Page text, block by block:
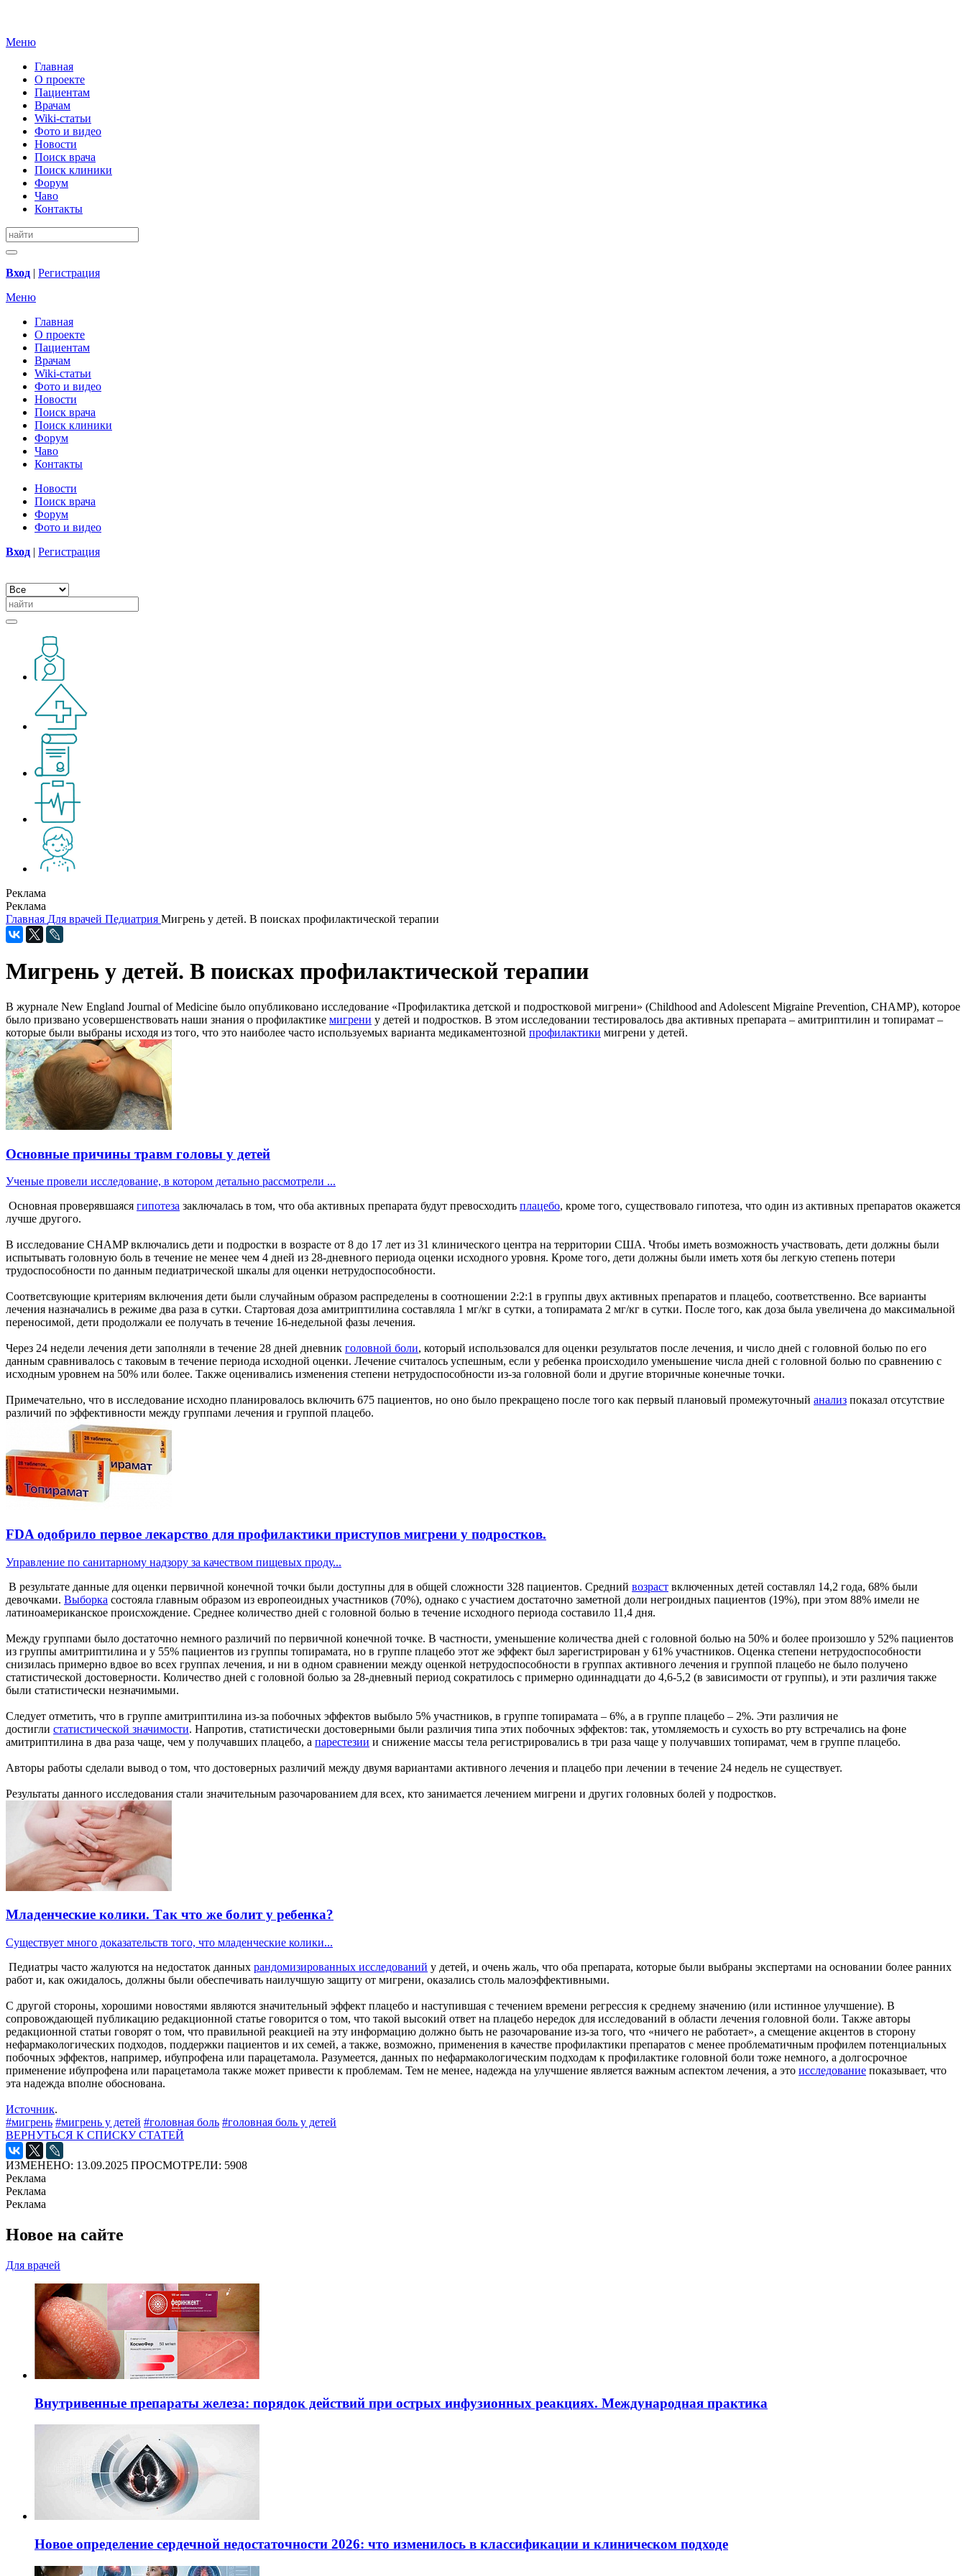
Меню
Главная
О проекте
Пациентам
Врачам
Wiki-статьи
Фото и видео
Новости
Поиск врача
Поиск клиники
Форум
Чаво
Контакты
Вход | Регистрация
Меню
Главная
О проекте
Пациентам
Врачам
Wiki-статьи
Фото и видео
Новости
Поиск врача
Поиск клиники
Форум
Чаво
Контакты
Новости
Поиск врача
Форум
Фото и видео
Вход | Регистрация
Реклама
Реклама
Главная Для врачей Педиатрия Мигрень у детей. В поисках профилактической терапии
Мигрень у детей. В поисках профилактической терапии
В журнале New England Journal of Medicine было опубликовано исследование «Профилактика детской и подростковой мигрени» (Childhood and Adolescent Migraine Prevention, CHAMP), которое
было призвано усовершенствовать наши знания о профилактике мигрени у детей и подростков. В этом исследовании тестировалось два активных препарата – амитриптилин и топирамат –
которые были выбраны исходя из того, что это наиболее часто используемых варианта медикаментозной профилактики мигрени у детей.
Основные причины травм головы у детей
Ученые провели исследование, в котором детально рассмотрели ...
Основная проверявшаяся гипотеза заключалась в том, что оба активных препарата будут превосходить плацебо, кроме того, существовало гипотеза, что один из активных препаратов окажется
лучше другого.
В исследование CHAMP включались дети и подростки в возрасте от 8 до 17 лет из 31 клинического центра на территории США. Чтобы иметь возможность участвовать, дети должны были
испытывать головную боль в течение не менее чем 4 дней из 28-дневного периода оценки исходного уровня. Кроме того, дети должны были иметь хотя бы легкую степень потери
трудоспособности по данным педиатрической шкалы для оценки нетрудоспособности.
Соответсвующие критериям включения дети были случайным образом распределены в соотношении 2:2:1 в группы двух активных препаратов и плацебо, соответственно. Все варианты
лечения назначались в режиме два раза в сутки. Стартовая доза амитриптилина составляла 1 мг/кг в сутки, а топирамата 2 мг/кг в сутки. После того, как доза была увеличена до максимальной
переносимой, дети продолжали ее получать в течение 16-недельной фазы лечения.
Через 24 недели лечения дети заполняли в течение 28 дней дневник головной боли, который использовался для оценки результатов после лечения, и число дней с головной болью по его
данным сравнивалось с таковым в течение периода исходной оценки. Лечение считалось успешным, если у ребенка происходило уменьшение числа дней с головной болью по сравнению с
исходным уровнем на 50% или более. Также оценивались изменения степени нетрудоспособности из-за головной боли и другие вторичные конечные точки.
Примечательно, что в исследование исходно планировалось включить 675 пациентов, но оно было прекращено после того как первый плановый промежуточный анализ показал отсутствие
различий по эффективности между группами лечения и группой плацебо.
FDA одобрило первое лекарство для профилактики приступов мигрени у подростков.
Управление по санитарному надзору за качеством пищевых проду...
В результате данные для оценки первичной конечной точки были доступны для в общей сложности 328 пациентов. Средний возраст включенных детей составлял 14,2 года, 68% были
девочками. Выборка состояла главным образом из европеоидных участников (70%), однако с участием достаточно заметной доли негроидных пациентов (19%), при этом 88% имели не
латиноамериканское происхождение. Среднее количество дней с головной болью в течение исходного периода составило 11,4 дня.
Между группами было достаточно немного различий по первичной конечной точке. В частности, уменьшение количества дней с головной болью на 50% и более произошло у 52% пациентов
из группы амитриптилина и у 55% пациентов из группы топирамата, но в группе плацебо этот же эффект был зарегистрирован у 61% участников. Оценка степени нетрудоспособности
снизилась примерно вдвое во всех группах лечения, и ни в одном сравнении между оценкой нетрудоспособности в группах активного лечения и группой плацебо не было получено
статистической достоверности. Количество дней с головной болью за 28-дневный период сократилось с примерно одиннадцати до 4,6-5,2 (в зависимости от группы), и эти различия также
были статистически незначимыми.
Следует отметить, что в группе амитриптилина из-за побочных эффектов выбыло 5% участников, в группе топирамата – 6%, а в группе плацебо – 2%. Эти различия не
достигли статистической значимости. Напротив, статистически достоверными были различия типа этих побочных эффектов: так, утомляемость и сухость во рту встречались на фоне
амитриптилина в два раза чаще, чем у получавших плацебо, а парестезии и снижение массы тела регистрировались в три раза чаще у получавших топирамат, чем в группе плацебо.
Авторы работы сделали вывод о том, что достоверных различий между двумя вариантами активного лечения и плацебо при лечении в течение 24 недель не существует.
Результаты данного исследования стали значительным разочарованием для всех, кто занимается лечением мигрени и других головных болей у подростков.
Младенческие колики. Так что же болит у ребенка?
Существует много доказательств того, что младенческие колики...
Педиатры часто жалуются на недостаток данных рандомизированных исследований у детей, и очень жаль, что оба препарата, которые были выбраны экспертами на основании более ранних
работ и, как ожидалось, должны были обеспечивать наилучшую защиту от мигрени, оказались столь малоэффективными.
С другой стороны, хорошими новостями являются значительный эффект плацебо и наступившая с течением времени регрессия к среднему значению (или истинное улучшение). В
сопровождающей публикацию редакционной статье говорится о том, что такой высокий ответ на плацебо нередок для исследований в области лечения головной боли. Также авторы
редакционной статьи говорят о том, что правильной реакцией на эту информацию должно быть не разочарование из-за того, что «ничего не работает», а смещение акцентов в сторону
нефармакологических подходов, поддержки пациентов и их семей, а также, возможно, применения в качестве профилактики препаратов с менее проблематичным профилем потенциальных
побочных эффектов, например, ибупрофена или парацетамола. Разумеется, данных по нефармакологическим подходам к профилактике головной боли тоже немного, а долгосрочное
применение ибупрофена или парацетамола также может привести к проблемам. Тем не менее, надежда на улучшение является важным аспектом лечения, а это исследование показывает, что
эта надежда вполне обоснована.
Источник.
#мигрень #мигрень у детей #головная боль #головная боль у детей
ВЕРНУТЬСЯ К СПИСКУ СТАТЕЙ
ИЗМЕНЕНО: 13.09.2025 ПРОСМОТРЕЛИ: 5908
Реклама
Реклама
Реклама
Новое на сайте
Для врачей
Внутривенные препараты железа: порядок действий при острых инфузионных реакциях. Международная практика
Новое определение сердечной недостаточности 2026: что изменилось в классификации и клиническом подходе